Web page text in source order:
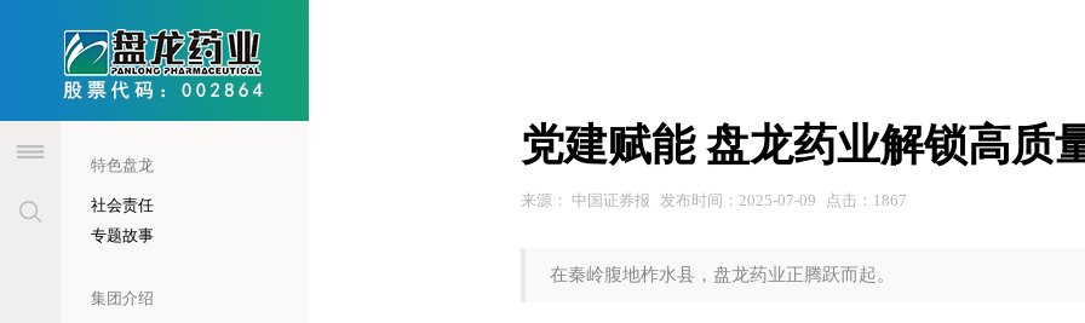
特色盘龙
社会责任
专题故事
集团介绍
党建赋能 盘龙药业解锁高质
来源： 中国证券报 发布时间： 2025-07-09 点击： 1867
在秦岭腹地柞水县，盘龙药业正腾跃而起。